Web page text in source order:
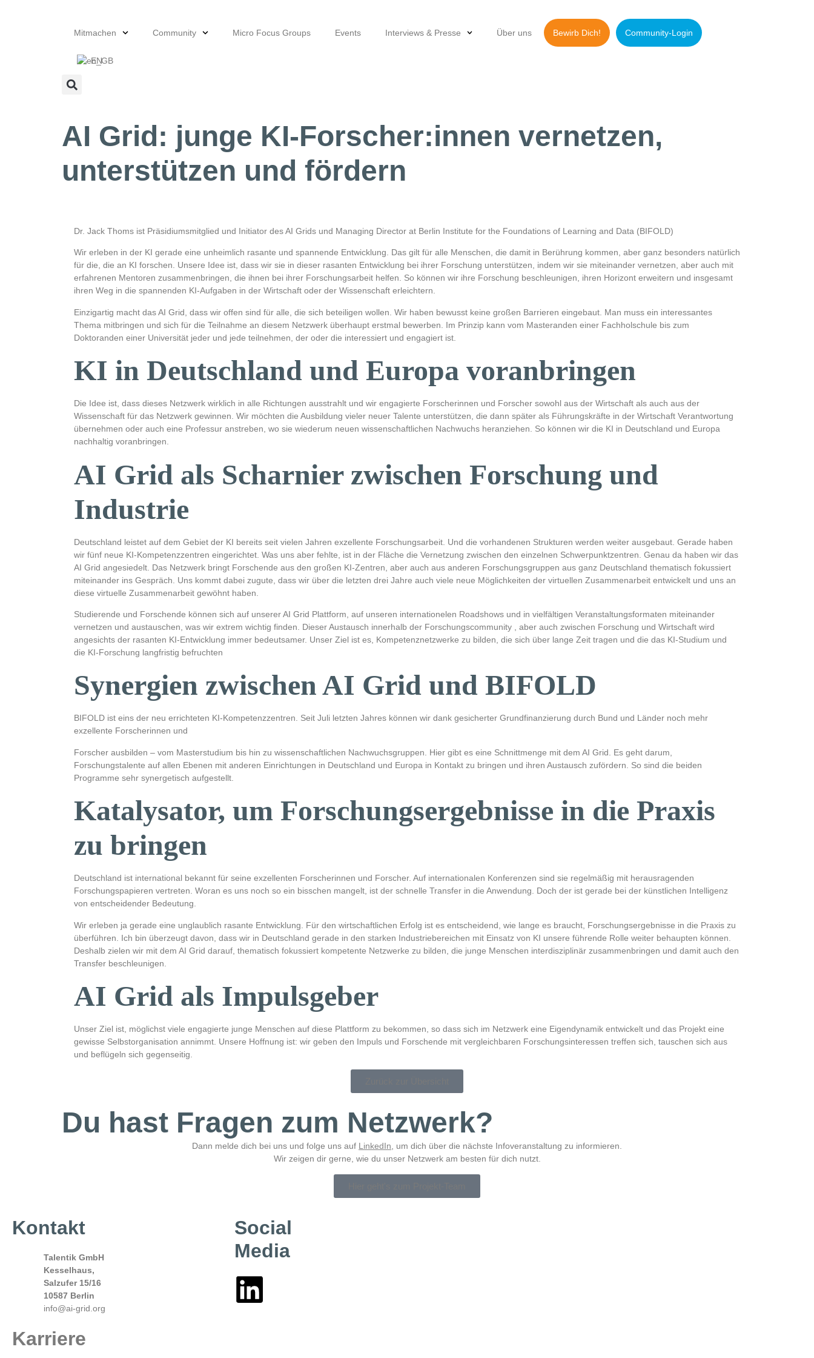
Mitmachen Community Micro Focus Groups Events Interviews & Presse Über uns Bewirb Dich! Community-Login
EN
AI Grid: junge KI-Forscher:innen vernetzen,
unterstützen und fördern
Dr. Jack Thoms ist Präsidiumsmitglied und Initiator des AI Grids und Managing Director at Berlin Institute for the Foundations of Learning and Data (BIFOLD)
Wir erleben in der KI gerade eine unheimlich rasante und spannende Entwicklung. Das gilt für alle Menschen, die damit in Berührung kommen, aber ganz besonders natürlich
für die, die an KI forschen. Unsere Idee ist, dass wir sie in dieser rasanten Entwicklung bei ihrer Forschung unterstützen, indem wir sie miteinander vernetzen, aber auch mit
erfahrenen Mentoren zusammenbringen, die ihnen bei ihrer Forschungsarbeit helfen. So können wir ihre Forschung beschleunigen, ihren Horizont erweitern und insgesamt
ihren Weg in die spannenden KI-Aufgaben in der Wirtschaft oder der Wissenschaft erleichtern.
Einzigartig macht das AI Grid, dass wir offen sind für alle, die sich beteiligen wollen. Wir haben bewusst keine großen Barrieren eingebaut. Man muss ein interessantes
Thema mitbringen und sich für die Teilnahme an diesem Netzwerk überhaupt erstmal bewerben. Im Prinzip kann vom Masteranden einer Fachholschule bis zum
Doktoranden einer Universität jeder und jede teilnehmen, der oder die interessiert und engagiert ist.
KI in Deutschland und Europa voranbringen
Die Idee ist, dass dieses Netzwerk wirklich in alle Richtungen ausstrahlt und wir engagierte Forscherinnen und Forscher sowohl aus der Wirtschaft als auch aus der
Wissenschaft für das Netzwerk gewinnen. Wir möchten die Ausbildung vieler neuer Talente unterstützen, die dann später als Führungskräfte in der Wirtschaft Verantwortung
übernehmen oder auch eine Professur anstreben, wo sie wiederum neuen wissenschaftlichen Nachwuchs heranziehen. So können wir die KI in Deutschland und Europa
nachhaltig voranbringen.
AI Grid als Scharnier zwischen Forschung und
Industrie
Deutschland leistet auf dem Gebiet der KI bereits seit vielen Jahren exzellente Forschungsarbeit. Und die vorhandenen Strukturen werden weiter ausgebaut. Gerade haben
wir fünf neue KI-Kompetenzzentren eingerichtet. Was uns aber fehlte, ist in der Fläche die Vernetzung zwischen den einzelnen Schwerpunktzentren. Genau da haben wir das
AI Grid angesiedelt. Das Netzwerk bringt Forschende aus den großen KI-Zentren, aber auch aus anderen Forschungsgruppen aus ganz Deutschland thematisch fokussiert
miteinander ins Gespräch. Uns kommt dabei zugute, dass wir über die letzten drei Jahre auch viele neue Möglichkeiten der virtuellen Zusammenarbeit entwickelt und uns an
diese virtuelle Zusammenarbeit gewöhnt haben.
Studierende und Forschende können sich auf unserer AI Grid Plattform, auf unseren internationelen Roadshows und in vielfältigen Veranstaltungsformaten miteinander
vernetzen und austauschen, was wir extrem wichtig finden. Dieser Austausch innerhalb der Forschungscommunity , aber auch zwischen Forschung und Wirtschaft wird
angesichts der rasanten KI-Entwicklung immer bedeutsamer. Unser Ziel ist es, Kompetenznetzwerke zu bilden, die sich über lange Zeit tragen und die das KI-Studium und
die KI-Forschung langfristig befruchten
Synergien zwischen AI Grid und BIFOLD
BIFOLD ist eins der neu errichteten KI-Kompetenzzentren. Seit Juli letzten Jahres können wir dank gesicherter Grundfinanzierung durch Bund und Länder noch mehr
exzellente Forscherinnen und
Forscher ausbilden – vom Masterstudium bis hin zu wissenschaftlichen Nachwuchsgruppen. Hier gibt es eine Schnittmenge mit dem AI Grid. Es geht darum,
Forschungstalente auf allen Ebenen mit anderen Einrichtungen in Deutschland und Europa in Kontakt zu bringen und ihren Austausch zufördern. So sind die beiden
Programme sehr synergetisch aufgestellt.
Katalysator, um Forschungsergebnisse in die Praxis
zu bringen
Deutschland ist international bekannt für seine exzellenten Forscherinnen und Forscher. Auf internationalen Konferenzen sind sie regelmäßig mit herausragenden
Forschungspapieren vertreten. Woran es uns noch so ein bisschen mangelt, ist der schnelle Transfer in die Anwendung. Doch der ist gerade bei der künstlichen Intelligenz
von entscheidender Bedeutung.
Wir erleben ja gerade eine unglaublich rasante Entwicklung. Für den wirtschaftlichen Erfolg ist es entscheidend, wie lange es braucht, Forschungsergebnisse in die Praxis zu
überführen. Ich bin überzeugt davon, dass wir in Deutschland gerade in den starken Industriebereichen mit Einsatz von KI unsere führende Rolle weiter behaupten können.
Deshalb zielen wir mit dem AI Grid darauf, thematisch fokussiert kompetente Netzwerke zu bilden, die junge Menschen interdisziplinär zusammenbringen und damit auch den
Transfer beschleunigen.
AI Grid als Impulsgeber
Unser Ziel ist, möglichst viele engagierte junge Menschen auf diese Plattform zu bekommen, so dass sich im Netzwerk eine Eigendynamik entwickelt und das Projekt eine
gewisse Selbstorganisation annimmt. Unsere Hoffnung ist: wir geben den Impuls und Forschende mit vergleichbaren Forschungsinteressen treffen sich, tauschen sich aus
und beflügeln sich gegenseitig.
Du hast Fragen zum Netzwerk?
Dann melde dich bei uns und folge uns auf LinkedIn, um dich über die nächste Infoveranstaltung zu informieren.
Wir zeigen dir gerne, wie du unser Netzwerk am besten für dich nutzt.
Kontakt
Talentik GmbH
Kesselhaus,
Salzufer 15/16
10587 Berlin
info@ai-grid.org
Karriere
Social
Media